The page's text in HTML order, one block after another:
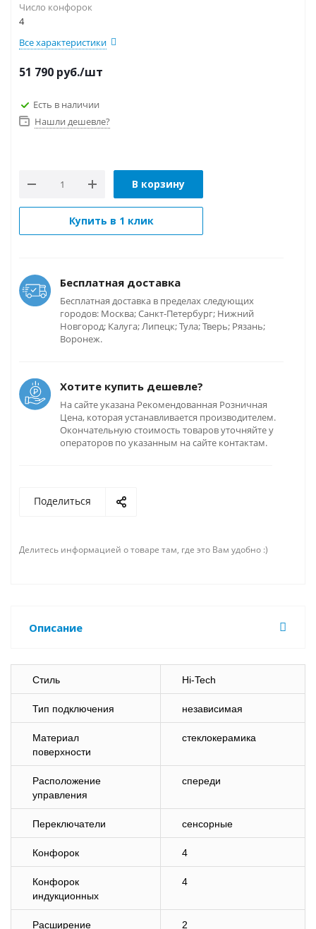
Число конфорок
4
Все характеристики
51 790 руб./шт
Есть в наличии
Нашли дешевле?
В корзину
Купить в 1 клик
Бесплатная доставка
Бесплатная доставка в пределах следующих
городов: Москва; Санкт-Петербург; Нижний
Новгород; Калуга; Липецк; Тула; Тверь; Рязань;
Воронеж.
Хотите купить дешевле?
На сайте указана Рекомендованная Розничная
Цена, которая устанавливается производителем.
Окончательную стоимость товаров уточняйте у
операторов по указанным на сайте контактам.
Поделиться
Делитесь информацией о товаре там, где это Вам удобно :)
Описание
Стиль Hi-Tech
Тип подключения независимая
Материал
поверхности
стеклокерамика
Расположение
управления
спереди
Переключатели сенсорные
Конфорок 4
Конфорок
индукционных
4
Расширение 2